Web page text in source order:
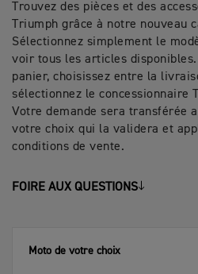
Trouvez des pièces et des
Triumph grâce à notre nouveau
Sélectionnez simplement le
voir tous les articles
panier, choisissez entre la
sélectionnez le concessionnaire
Votre demande sera transférée
votre choix qui la validera et
conditions de vente.
FOIRE AUX QUESTIONS
Moto de votre choix